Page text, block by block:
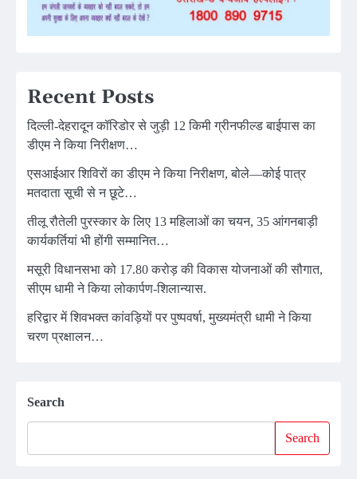
Recent Posts
दिल्ली-देहरादून कॉरिडोर से जुड़ी 12 किमी ग्रीनफील्ड बाईपास का
डीएम ने किया निरीक्षण…
एसआईआर शिविरों का डीएम ने किया निरीक्षण, बोले—कोई पात्र
मतदाता सूची से न छूटे…
तीलू रौतेली पुरस्कार के लिए 13 महिलाओं का चयन, 35 आंगनबाड़ी
कार्यकर्तियां भी होंगी सम्मानित…
मसूरी विधानसभा को 17.80 करोड़ की विकास योजनाओं की सौगात,
सीएम धामी ने किया लोकार्पण-शिलान्यास.
हरिद्वार में शिवभक्त कांवड़ियों पर पुष्पवर्षा, मुख्यमंत्री धामी ने किया
चरण प्रक्षालन…
Search
Search